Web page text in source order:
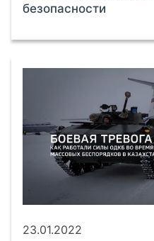
безопасности
23.01.2022